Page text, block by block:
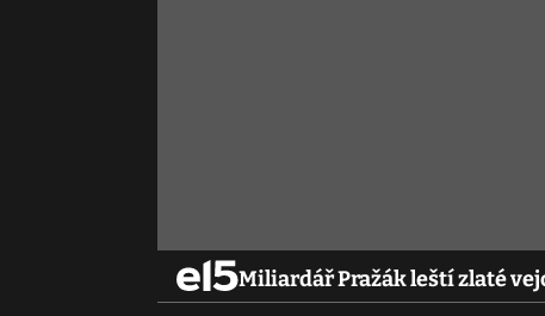
Miliardář Pražák leští zlaté